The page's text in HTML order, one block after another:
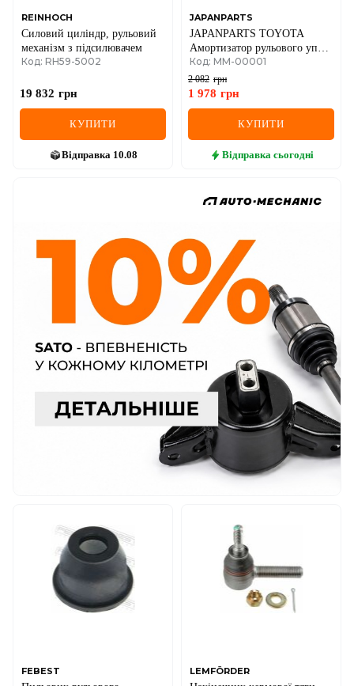
REINHOCH
Силовий циліндр, рульовий
механізм з підсилювачем
Код: RH59-5002
19 832 грн
КУПИТИ
Відправка 10.08
JAPANPARTS
JAPANPARTS TOYOTA
Амортизатор рульового упр.
Land Cruiser -97
Код: MM-00001
2 082 грн
1 978 грн
КУПИТИ
Відправка сьогодні
FEBEST LEMFÖRDER